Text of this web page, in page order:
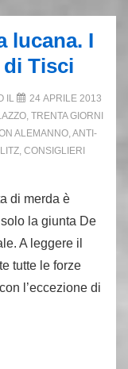
lucana. I
Tisci
IL
24 APRILE 2013
, TRENTA GIORNI
ALEMANNO,ANTI-
, CONSIGLIERI
di merda è
la giunta De
A leggere il
tutte le forze
l’eccezione di